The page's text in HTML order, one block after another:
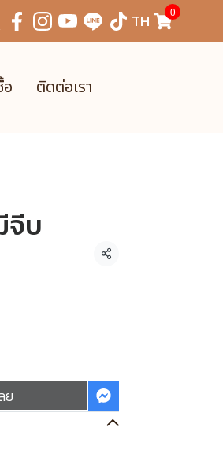
TH 0
ติดต่อเรา
จีบ
แชร์
ย